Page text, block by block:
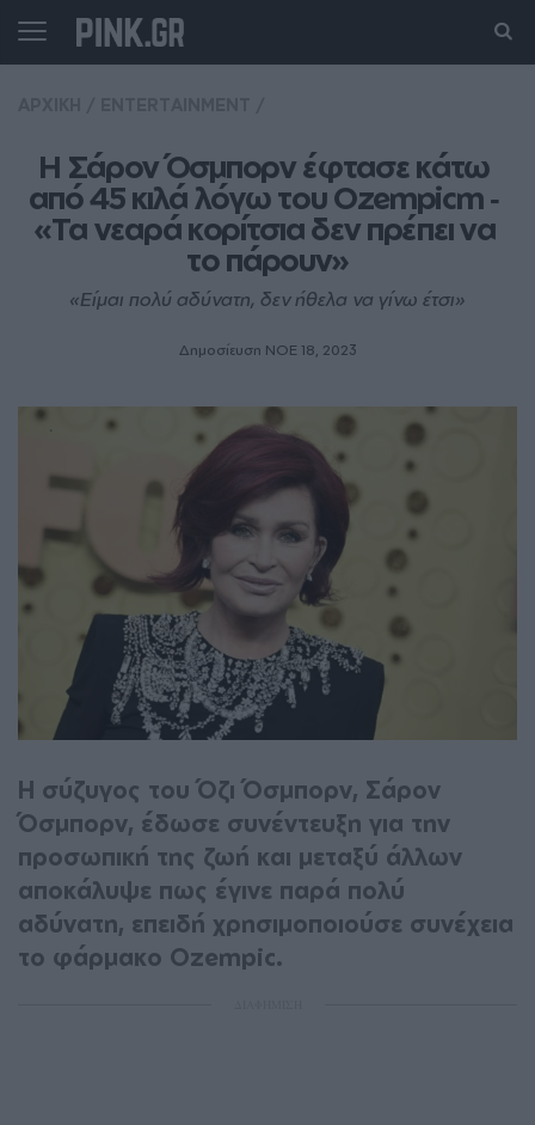
Η Σάρον Όσμπορν έφτασε κάτω
από 45 κιλά λόγω του Ozempicm ‑
«Τα νεαρά κορίτσια δεν πρέπει να
το πάρουν»
«Είμαι πολύ αδύνατη, δεν ήθελα να γίνω έτσι»
Δημοσίευση ΝΟE 18, 2023
Η σύζυγος του Όζι Όσμπορν, Σάρον
Όσμπορν, έδωσε συνέντευξη για την
προσωπική της ζωή και μεταξύ άλλων
αποκάλυψε πως έγινε παρά πολύ
αδύνατη, επειδή χρησιμοποιούσε συνέχεια
το φάρμακο Ozempic.